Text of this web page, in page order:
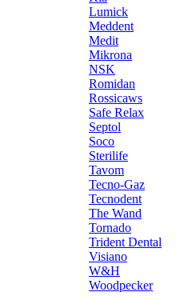
Lumick
Meddent
Medit
Mikrona
NSK
Romidan
Rossicaws
Safe Relax
Septol
Soco
Sterilife
Tavom
Tecno-Gaz
Tecnodent
The Wand
Tornado
Trident Dental
Visiano
W&H
Woodpecker